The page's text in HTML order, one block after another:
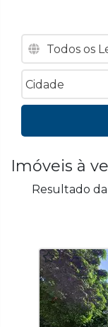
Imóveis à
Resultado